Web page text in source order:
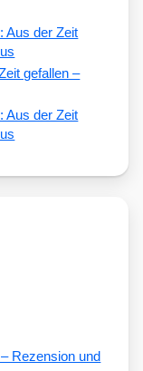
Aus der Zeit
gefallen –
Aus der Zeit
Rezension und